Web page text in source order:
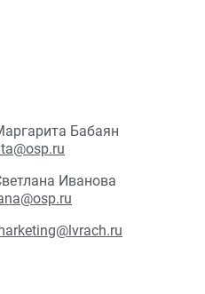
Бабаян
Иванова